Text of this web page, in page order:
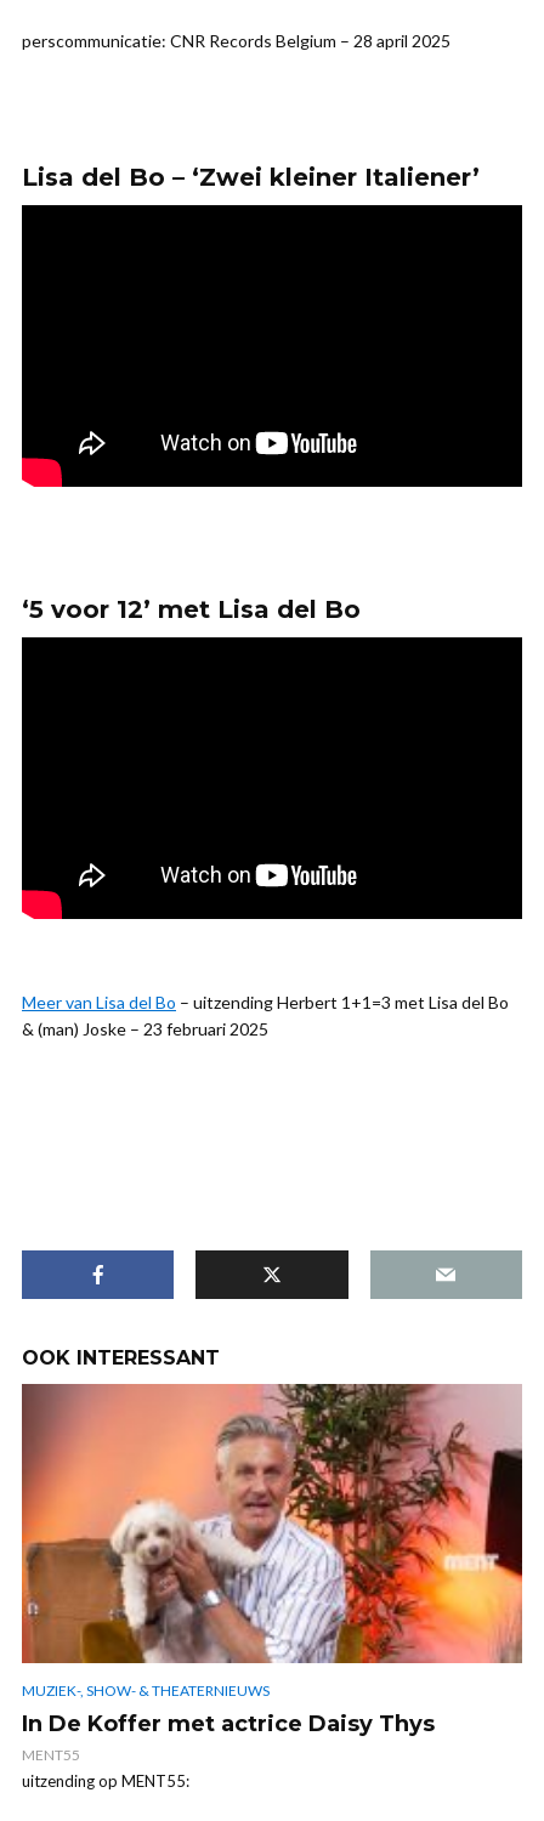
perscommunicatie: CNR Records Belgium – 28 april 2025
Lisa del Bo – ‘Zwei kleiner Italiener’
‘5 voor 12’ met Lisa del Bo
Meer van Lisa del Bo – uitzending Herbert 1+1=3 met Lisa del Bo
& (man) Joske – 23 februari 2025
OOK INTERESSANT
MUZIEK-, SHOW- & THEATERNIEUWS
In De Koffer met actrice Daisy Thys
MENT55
uitzending op MENT55: